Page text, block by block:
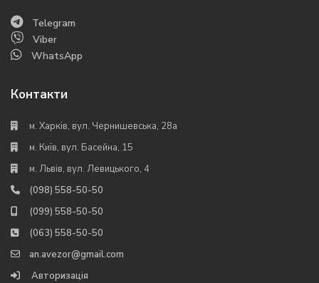
Telegram
Viber
WhatsApp
Контакти
м. Харків, вул. Чернишевська, 28а
м. Київ, вул. Басейна, 15
м. Львів, вул. Левицького, 4
(098) 558-50-50
(099) 558-50-50
(063) 558-50-50
an.avezor@gmail.com
Авторизація